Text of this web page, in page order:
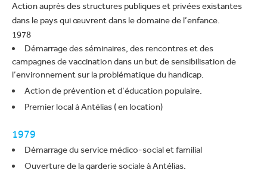
Action auprès des structures publiques et privées existantes
dans le pays qui œuvrent dans le domaine de l’enfance.
1978
Démarrage des séminaires, des rencontres et des
campagnes de vaccination dans un but de sensibilisation de
l’environnement sur la problématique du handicap.
Action de prévention et d’éducation populaire.
Premier local à Antélias ( en location)
1979
Démarrage du service médico-social et familial
Ouverture de la garderie sociale à Antélias.